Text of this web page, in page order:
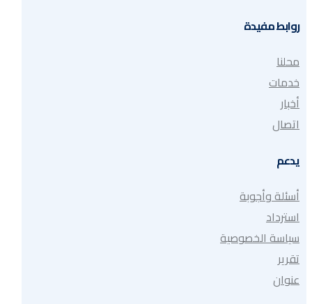
روابط مفيدة
محلنا
خدمات
أخبار
اتصال
يدعم
أسئلة وأجوبة
استرداد
سياسة الخصوصية
تقرير
عنوان